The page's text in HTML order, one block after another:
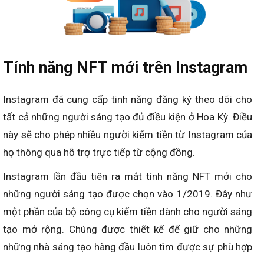
Tính năng NFT mới trên Instagram
Instagram đã cung cấp tinh năng đăng ký theo dõi cho
tất cả những người sáng tạo đủ điều kiện ở Hoa Kỳ. Điều
này sẽ cho phép nhiều người kiếm tiền từ Instagram của
họ thông qua hỗ trợ trực tiếp từ cộng đồng.
Instagram lần đầu tiên ra mắt tính năng NFT mới cho
những người sáng tạo được chọn vào 1/2019. Đây như
một phần của bộ công cụ kiếm tiền dành cho người sáng
tạo mở rộng. Chúng được thiết kế để giữ cho những
những nhà sáng tạo hàng đầu luôn tìm được sự phù hợp